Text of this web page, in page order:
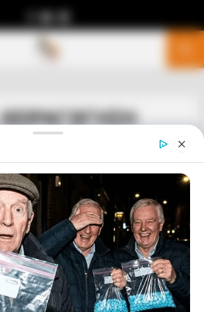
ΧΕΙΡΑΓΩΓΗΣΗ